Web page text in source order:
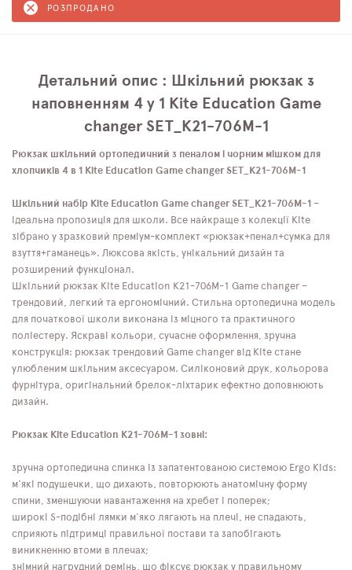
РОЗПРОДАНО
Детальний опис : Шкільний рюкзак з
наповненням 4 у 1 Kite Education Game
changer SET_K21-706M-1
Рюкзак шкільний ортопедичний з пеналом і чорним мішком для
хлопчиків 4 в 1 Kite Education Game changer SET_K21-706M-1
Шкільний набір Kite Education Game changer SET_K21-706M-1 –
ідеальна пропозиція для школи. Все найкраще з колекції Kite
зібрано у зразковий преміум-комплект «рюкзак+пенал+сумка для
взуття+гаманець». Люксова якість, унікальний дизайн та
розширений функціонал.
Шкільний рюкзак Kite Education K21-706M-1 Game changer –
трендовий, легкий та ергономічний. Стильна ортопедична модель
для початкової школи виконана із міцного та практичного
поліестеру. Яскраві кольори, сучасне оформлення, зручна
конструкція: рюкзак трендовий Game changer від Kite стане
улюбленим шкільним аксесуаром. Силіконовий друк, кольорова
фурнітура, оригінальний брелок-ліхтарик ефектно доповнюють
дизайн.
Рюкзак Kite Education K21-706M-1 зовні:
зручна ортопедична спинка із запатентованою системою Ergo Kids:
м'які подушечки, що дихають, повторюють анатомічну форму
спини, зменшуючи навантаження на хребет і поперек;
широкі S-подібні лямки м'яко лягають на плечі, не спадають,
сприяють підтримці правильної постави та запобігають
виникненню втоми в плечах;
знімний нагрудний ремінь, що фіксує рюкзак у правильному